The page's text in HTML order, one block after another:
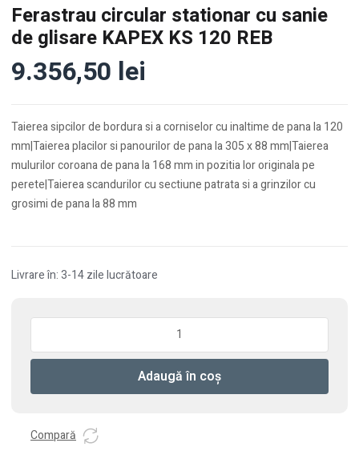
Ferastrau circular stationar cu sanie
de glisare KAPEX KS 120 REB
9.356,50 lei
Taierea sipcilor de bordura si a corniselor cu inaltime de pana la 120
mm|Taierea placilor si panourilor de pana la 305 x 88 mm|Taierea
mulurilor coroana de pana la 168 mm in pozitia lor originala pe
perete|Taierea scandurilor cu sectiune patrata si a grinzilor cu
grosimi de pana la 88 mm
Livrare în: 3-14 zile lucrătoare
circular
cu
de
Adaugă în coș
Compară